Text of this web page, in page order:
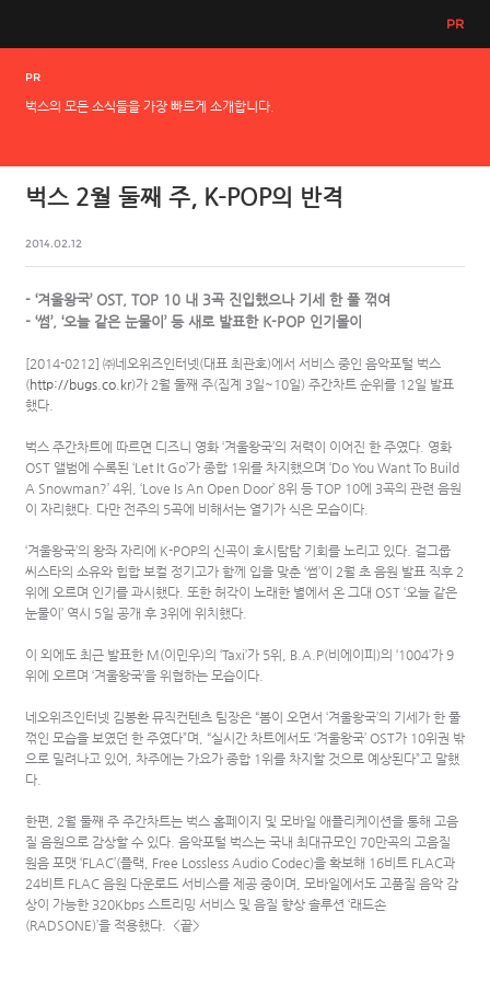
PR
PR
벅스의 모든 소식들을 가장 빠르게 소개합니다.
벅스 2월 둘째 주, K-POP의 반격
2014.02.12
- ‘겨울왕국’ OST, TOP 10 내 3곡 진입했으나 기세 한 풀 꺾여
- ‘썸’, ‘오늘 같은 눈물이’ 등 새로 발표한 K-POP 인기몰이
[2014-0212] ㈜네오위즈인터넷(대표 최관호)에서 서비스 중인 음악포털 벅스
(http://bugs.co.kr)가 2월 둘째 주(집계 3일~10일) 주간차트 순위를 12일 발표
했다.
벅스 주간차트에 따르면 디즈니 영화 ‘겨울왕국’의 저력이 이어진 한 주였다. 영화
OST 앨범에 수록된 ‘Let It Go’가 종합 1위를 차지했으며 ‘Do You Want To Build
A Snowman?’ 4위, ‘Love Is An Open Door’ 8위 등 TOP 10에 3곡의 관련 음원
이 자리했다. 다만 전주의 5곡에 비해서는 열기가 식은 모습이다.
‘겨울왕국’의 왕좌 자리에 K-POP의 신곡이 호시탐탐 기회를 노리고 있다. 걸그룹
씨스타의 소유와 힙합 보컬 정기고가 함께 입을 맞춘 ‘썸’이 2월 초 음원 발표 직후 2
위에 오르며 인기를 과시했다. 또한 허각이 노래한 별에서 온 그대 OST ‘오늘 같은
눈물이’ 역시 5일 공개 후 3위에 위치했다.
이 외에도 최근 발표한 M(이민우)의 ‘Taxi’가 5위, B.A.P(비에이피)의 ‘1004’가 9
위에 오르며 ‘겨울왕국’을 위협하는 모습이다.
네오위즈인터넷 김봉환 뮤직컨텐츠 팀장은 “봄이 오면서 ‘겨울왕국’의 기세가 한 풀
꺾인 모습을 보였던 한 주였다”며, “실시간 차트에서도 ‘겨울왕국’ OST가 10위권 밖
으로 밀려나고 있어, 차주에는 가요가 종합 1위를 차지할 것으로 예상된다”고 말했
다.
한편, 2월 둘째 주 주간차트는 벅스 홈페이지 및 모바일 애플리케이션을 통해 고음
질 음원으로 감상할 수 있다. 음악포털 벅스는 국내 최대규모인 70만곡의 고음질
원음 포맷 ‘FLAC’(플랙, Free Lossless Audio Codec)을 확보해 16비트 FLAC과
24비트 FLAC 음원 다운로드 서비스를 제공 중이며, 모바일에서도 고품질 음악 감
상이 가능한 320Kbps 스트리밍 서비스 및 음질 향상 솔루션 ‘래드손
(RADSONE)’을 적용했다. <끝>